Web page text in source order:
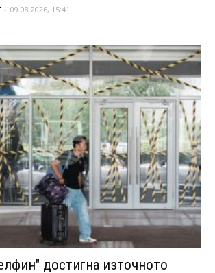
- 09.08.2026, 15:41
достигна източното